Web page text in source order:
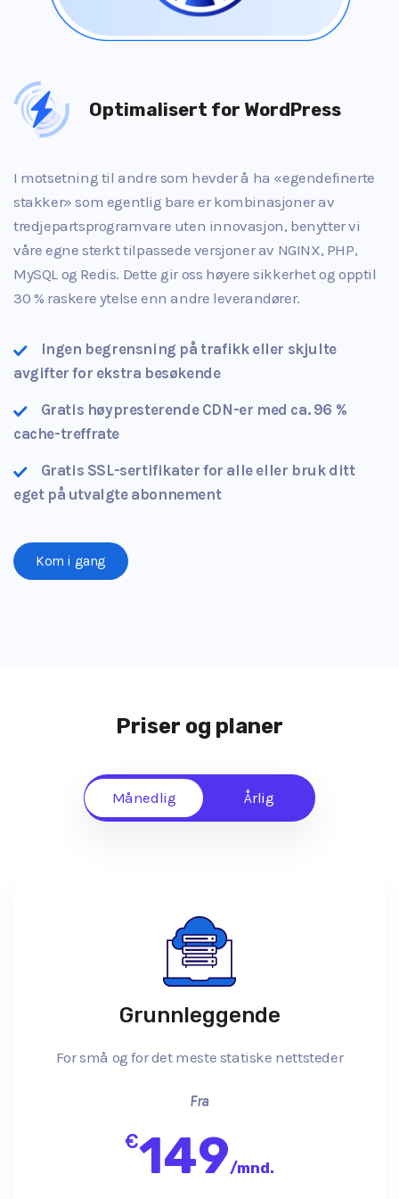
Optimalisert for WordPress
I motsetning til andre som hevder å ha «egendefinerte
stakker» som egentlig bare er kombinasjoner av
tredjepartsprogramvare uten innovasjon, benytter vi
våre egne sterkt tilpassede versjoner av NGINX, PHP,
MySQL og Redis. Dette gir oss høyere sikkerhet og opptil
30 % raskere ytelse enn andre leverandører.
Ingen begrensning på trafikk eller skjulte
avgifter for ekstra besøkende
Gratis høypresterende CDN-er med ca. 96 %
cache-treffrate
Gratis SSL-sertifikater for alle eller bruk ditt
eget på utvalgte abonnement
Kom i gang
Priser og planer
Månedlig Årlig
Grunnleggende
For små og for det meste statiske nettsteder
Fra
€149/mnd.